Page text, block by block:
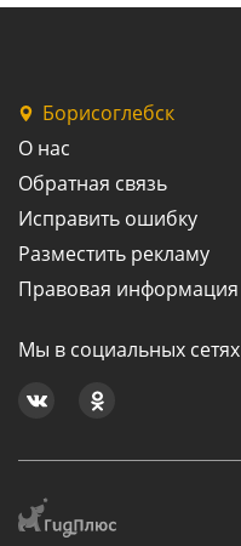
Борисоглебск
О нас
Обратная связь
Исправить ошибку
Разместить рекламу
Правовая информация
Мы в социальных сетях